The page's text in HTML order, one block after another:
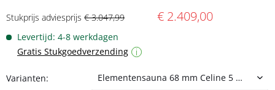
Stukprijs adviesprijs € 3.047,99 € 2.409,00
Levertijd: 4-8 werkdagen
Gratis Stukgoedverzending
i
Varianten: